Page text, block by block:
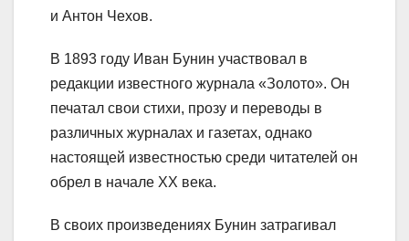
и Антон Чехов.
В 1893 году Иван Бунин участвовал в
редакции известного журнала «Золото». Он
печатал свои стихи, прозу и переводы в
различных журналах и газетах, однако
настоящей известностью среди читателей он
обрел в начале XX века.
В своих произведениях Бунин затрагивал